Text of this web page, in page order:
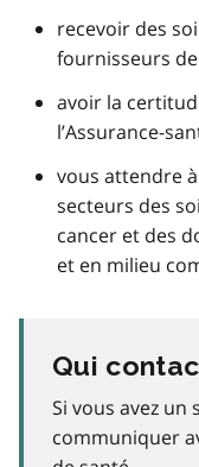
recevoir des
fournisseurs
avoir la
l’Assurance-
vous attendre
secteurs des
cancer et des
et en milieu
Qui
Si vous avez un
communiquer